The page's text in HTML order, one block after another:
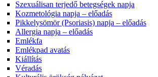
Szexuálisan terjedő betegségek napja
Kozmetológia napja – előadás
Pikkelysömör (Psoriasis) napja – előadás
Allergia napja – előadás
Emlékfa
Emlékpad avatás
Kiállítás
Véradás